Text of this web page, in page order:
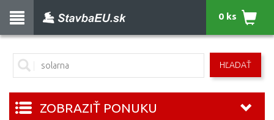
HĽADAŤ
0 ks
ZOBRAZIŤ PONUKU